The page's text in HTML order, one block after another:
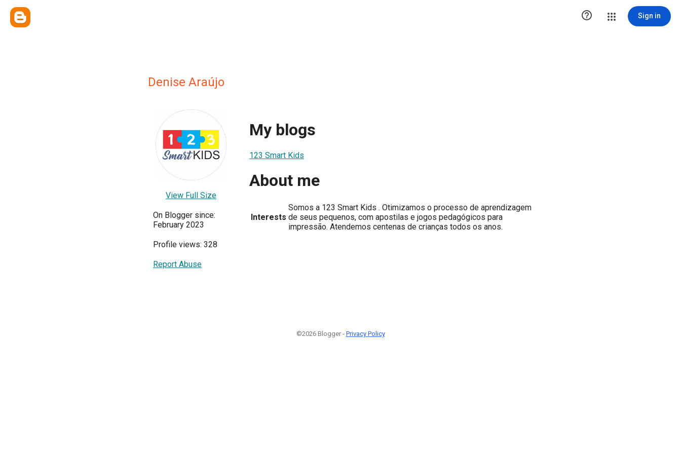
 Sign in
Denise Araújo
View Full Size
On Blogger since:
February 2023
Profile views: 328
Report Abuse
My blogs
123 Smart Kids
About me
Interests
Somos a 123 Smart Kids . Otimizamos o processo de aprendizagem
de seus pequenos, com apostilas e jogos pedagógicos para
impressão. Atendemos centenas de crianças todos os anos.
©2026 Blogger - Privacy Policy